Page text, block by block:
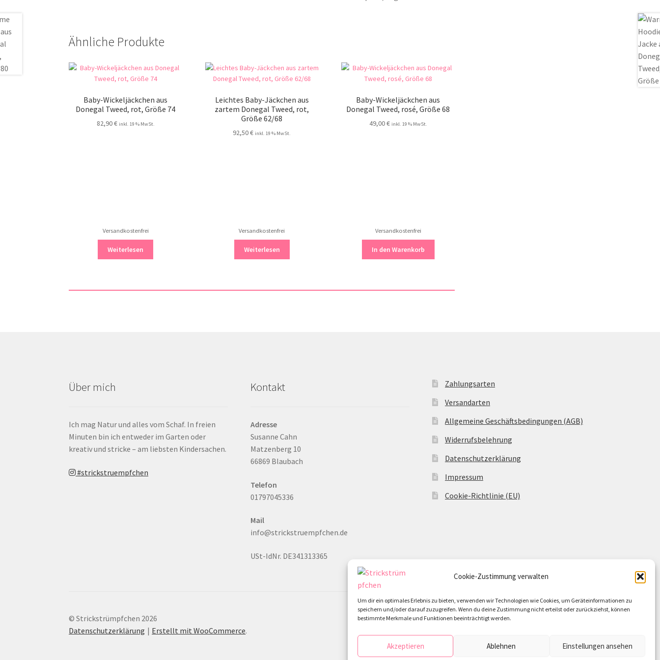
Cookie-Zustimmung verwalten
Um dir ein optimales Erlebnis zu bieten, verwenden wir Technologien wie Cookies, um Geräteinformationen zu
speichern und/oder darauf zuzugreifen. Wenn du deine Zustimmung nicht erteilst oder zurückziehst, können
bestimmte Merkmale und Funktionen beeinträchtigt werden.
Akzeptieren Ablehnen Einstellungen ansehen
Ähnliche Produkte
Baby-Wickeljäckchen aus
Donegal Tweed, rot, Größe 74
82,90€ inkl. 19 % MwSt.
Versandkostenfrei
Weiterlesen
Leichtes Baby-Jäckchen aus
zartem Donegal Tweed, rot,
Größe 62/68
92,50€ inkl. 19 % MwSt.
Versandkostenfrei
Weiterlesen
Baby-Wickeljäckchen aus
Donegal Tweed, rosé, Größe 68
49,00€ inkl. 19 % MwSt.
Versandkostenfrei
In den Warenkorb
Über mich
Ich mag Natur und alles vom Schaf. In freien
Minuten bin ich entweder im Garten oder
kreativ und stricke – am liebsten Kindersachen.
#strickstruempfchen
Kontakt
Adresse
Susanne Cahn
Matzenberg 10
66869 Blaubach
Telefon
01797045336
Mail
info@strickstruempfchen.de
USt-IdNr. DE341313365
Zahlungsarten
Versandarten
Allgemeine Geschäftsbedingungen (AGB)
Widerrufsbelehrung
Datenschutzerklärung
Impressum
Cookie-Richtlinie (EU)
© Strickstrümpfchen 2026
Datenschutzerklärung
Erstellt mit WooCommerce.